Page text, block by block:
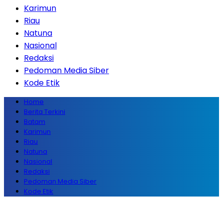
Karimun
Riau
Natuna
Nasional
Redaksi
Pedoman Media Siber
Kode Etik
Home
Berita Terkini
Batam
Karimun
Riau
Natuna
Nasional
Redaksi
Pedoman Media Siber
Kode Etik